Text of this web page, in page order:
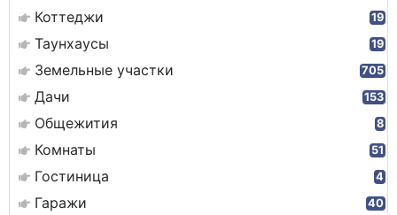
Коттеджи 19
Таунхаусы 19
Земельные участки 705
Дачи 153
Общежития 8
Комнаты 51
Гостиница 4
Гаражи 40